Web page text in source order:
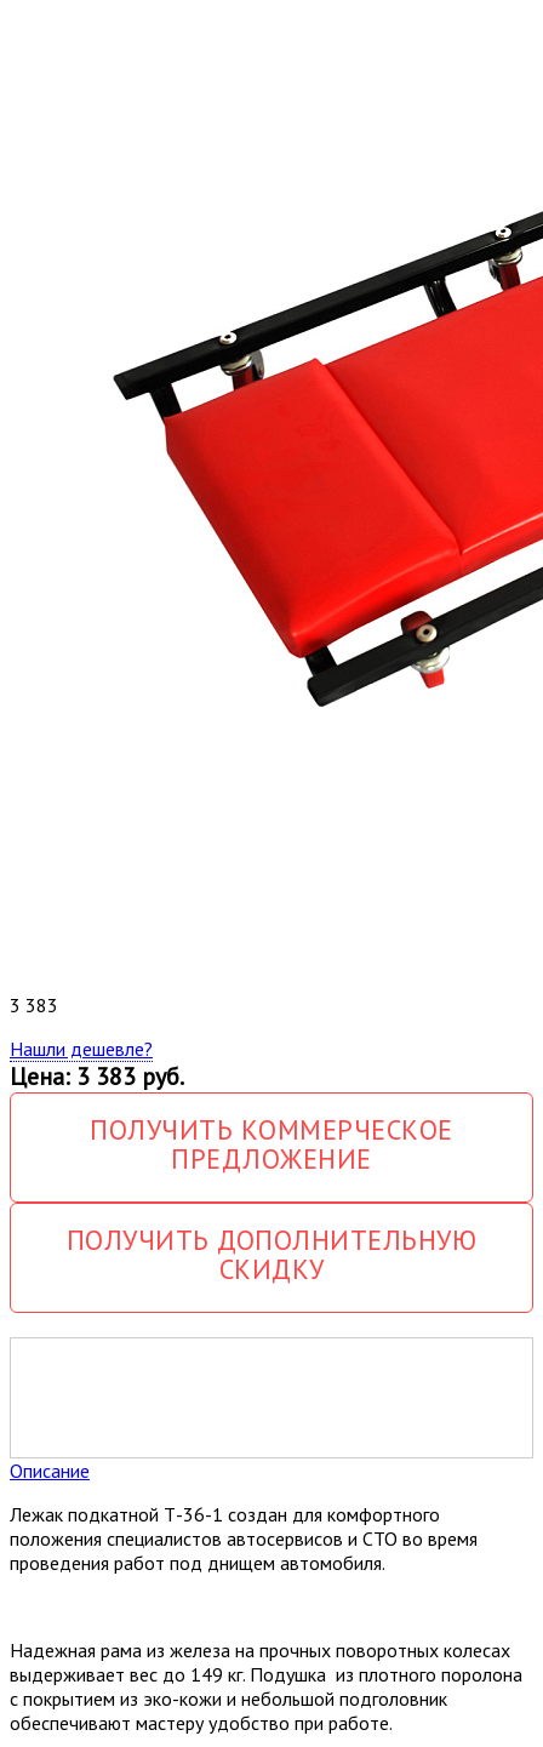
3 383
Нашли дешевле?
Цена: 3 383 руб.
ПОЛУЧИТЬ КОММЕРЧЕСКОЕ
ПРЕДЛОЖЕНИЕ
ПОЛУЧИТЬ ДОПОЛНИТЕЛЬНУЮ
СКИДКУ
Описание
Лежак подкатной Т-36-1 создан для комфортного
положения специалистов автосервисов и СТО во время
проведения работ под днищем автомобиля.
Надежная рама из железа на прочных поворотных колесах
выдерживает вес до 149 кг. Подушка из плотного поролона
с покрытием из эко-кожи и небольшой подголовник
обеспечивают мастеру удобство при работе.